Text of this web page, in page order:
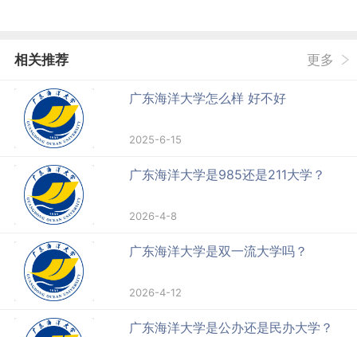
相关推荐 更多
广东海洋大学怎么样 好不好
2025-6-15
广东海洋大学是985还是211大学？
2026-4-8
广东海洋大学是双一流大学吗？
2026-4-12
广东海洋大学是公办还是民办大学？